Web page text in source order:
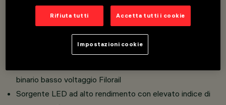
Overview
binario basso voltaggio Filorail
Sorgente LED ad alto rendimento con elevato indice di
Rifiuta tutti Accetta tutti i cookie
Impostazioni cookie